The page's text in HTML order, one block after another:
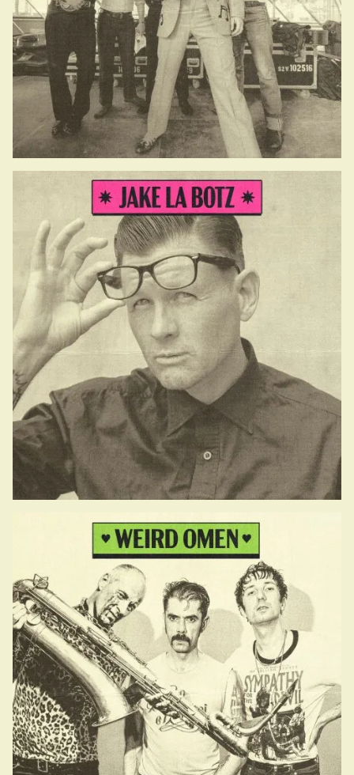
15.00-15.45
19.50-20.30